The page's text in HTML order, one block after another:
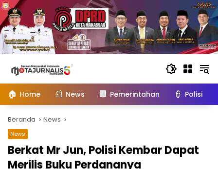
konten
🏠 Home 📰 News 🏢 Pemerintahan 👮 Polisi
Beranda News
News
Berkat Mr Jun, Polisi Kembar Dapat
Merilis Buku Perdananya